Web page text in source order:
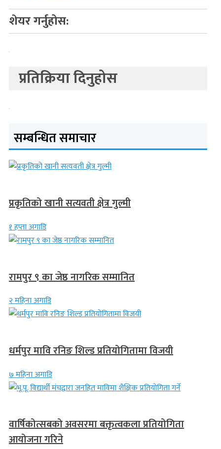
शेयर गर्नुहोस:
प्रतिक्रिया दिनुहोस
सम्बन्धित समाचार
प्रकृतिको खानी सत्यवती क्षेत्र गुल्मी
१ हप्ता अगाडि
रामपुर ९ का जेष्ठ नागरिक सम्मानित
२ महिना अगाडि
धर्मपुर मावि रनिङ शिल्ड प्रतियोगितामा विजयी
७ महिना अगाडि
वार्षिकोत्सबको अवसरमा बक्तृत्वकला प्रतियोगिता
आयोजना गरिने